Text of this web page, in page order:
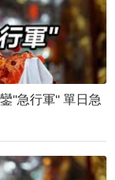
軍" 單日急